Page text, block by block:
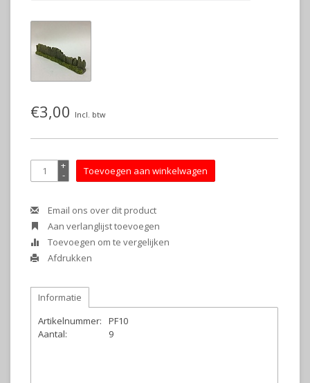
€3,00 Incl. btw
+
- Toevoegen aan winkelwagen
Email ons over dit product
Aan verlanglijst toevoegen
Toevoegen om te vergelijken
Afdrukken
Informatie
Artikelnummer:
PF10
Aantal:
9